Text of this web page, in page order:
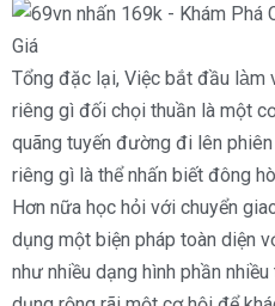
Tổng đặc lại, Việc bắt đầu làm
riêng gì đối chọi thuần là một
quãng tuyến đường đi lên
riêng gì là thể nhấn biết đông
Hơn nữa học hỏi với chuyển
dụng một biện pháp toàn diện
như nhiều dạng hình phần